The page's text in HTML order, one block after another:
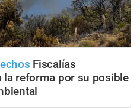
Fiscalías
reforma por su posible